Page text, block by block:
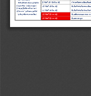
คัดตัวนักกีฬาสําหรับการแข่งขันกีฬา
8)
ทุนการศึกษา
(ภายใน/ภายนอก)
9) กองทุนกู้ยืมเพื่อการศึกษา (กยศ.)
10) โครงการ “ศุกร์ถึงธรรม สุขถึงใจ”
(ทุกวันศุกร์สัปดาห์แรกของเดือน)
9) วันที่ 15 -26 มิ.ย. 69 กําหนดวันลงทะเบียนเรียน
10) วันที่ 15 มิ.ย. 69 วันเริ่มคิดค่าปรับลงทะเบียน
11) วันที่ 16 มิ.ย. 69 วันเริ่มคิดค่าปรับชําระเงิน
12) วันที่ 28 ก.ค. 69
วันเฉลิมพระชนมพรรษา พ
13) วันที่ 29 ก.ค. 69
วันอาสาฬหบูชา